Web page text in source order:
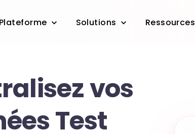
Plateforme Solutions Ressources
vos
Test